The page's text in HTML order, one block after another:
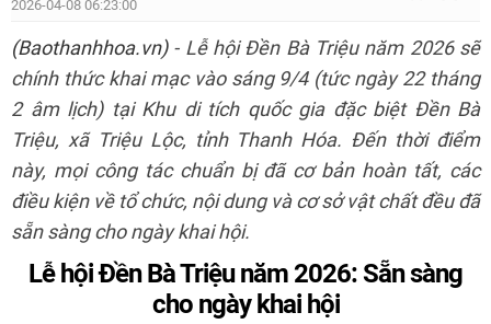
2026-04-08 06:23:00
(Baothanhhoa.vn)- Lễ hội Đền Bà Triệu năm 2026 sẽ
chính thức khai mạc vào sáng 9/4 (tức ngày 22 tháng
2 âm lịch) tại Khu di tích quốc gia đặc biệt Đền Bà
Triệu, xã Triệu Lộc, tỉnh Thanh Hóa. Đến thời điểm
này, mọi công tác chuẩn bị đã cơ bản hoàn tất, các
điều kiện về tổ chức, nội dung và cơ sở vật chất đều đã
sẵn sàng cho ngày khai hội.
Lễ hội Đền Bà Triệu năm 2026: Sẵn sàng
cho ngày khai hội